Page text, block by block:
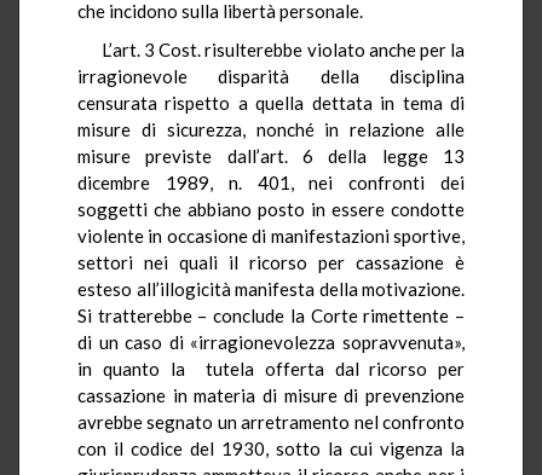
che incidono sulla libertà personale.
L’art. 3 Cost. risulterebbe violato anche per la
irragionevole disparità della disciplina
censurata rispetto a quella dettata in tema di
misure di sicurezza, nonché in relazione alle
misure previste dall’art. 6 della legge 13
dicembre 1989, n. 401, nei confronti dei
soggetti che abbiano posto in essere condotte
violente in occasione di manifestazioni sportive,
settori nei quali il ricorso per cassazione è
esteso all’illogicità manifesta della motivazione.
Si tratterebbe – conclude la Corte rimettente –
di un caso di «irragionevolezza sopravvenuta»,
in quanto la tutela offerta dal ricorso per
cassazione in materia di misure di prevenzione
avrebbe segnato un arretramento nel confronto
con il codice del 1930, sotto la cui vigenza la